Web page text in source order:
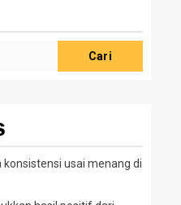
Cari
usai menang di